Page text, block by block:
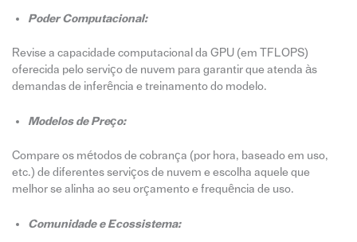
Poder Computacional:
Revise a capacidade computacional da GPU (em TFLOPS)
oferecida pelo serviço de nuvem para garantir que atenda às
demandas de inferência e treinamento do modelo.
Modelos de Preço:
Compare os métodos de cobrança (por hora, baseado em uso,
etc.) de diferentes serviços de nuvem e escolha aquele que
melhor se alinha ao seu orçamento e frequência de uso.
Comunidade e Ecossistema: